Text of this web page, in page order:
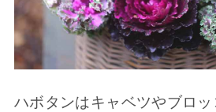
ハボタンはキャベツやブロ